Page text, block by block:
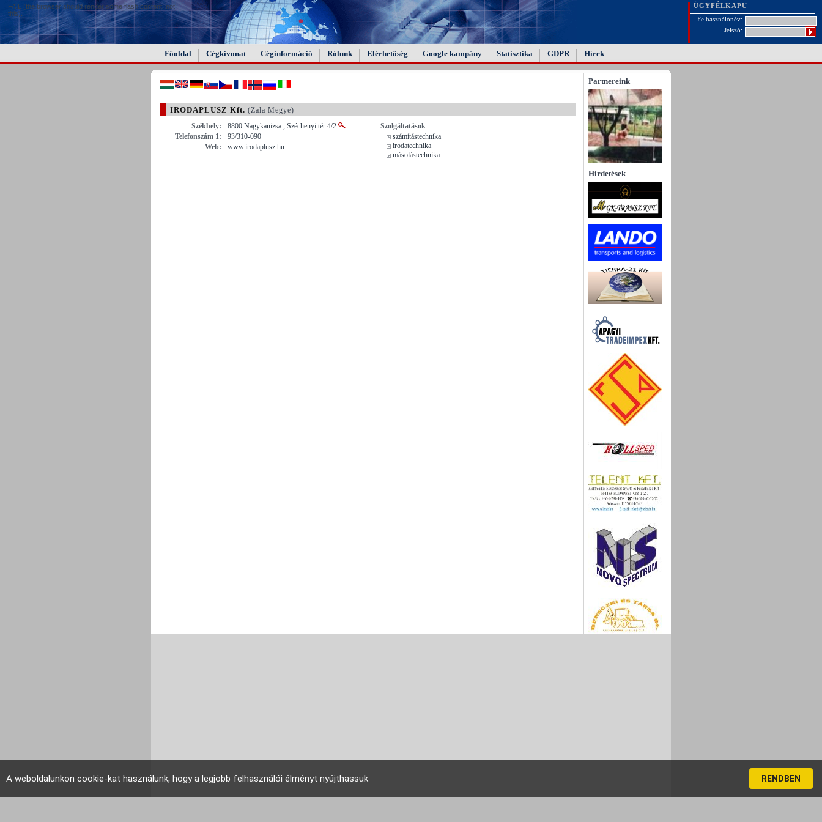
FAIL (the browser should render some flash content, not
this).
ÜGYFÉLKAPU
Felhasználónév:
Jelszó:
Főoldal Cégkivonat Céginformáció Rólunk Elérhetőség Google kampány Statisztika GDPR Hírek
IRODAPLUSZ Kft. (Zala Megye)
Székhely:
8800 Nagykanizsa , Széchenyi tér 4/2
Telefonszám 1:
93/310-090
Web:
www.irodaplusz.hu
Szolgáltatások
számítástechnika
irodatechnika
másolástechnika
Partnereink
Hirdetések
A weboldalunkon cookie-kat használunk, hogy a legjobb felhasználói élményt nyújthassuk RENDBEN